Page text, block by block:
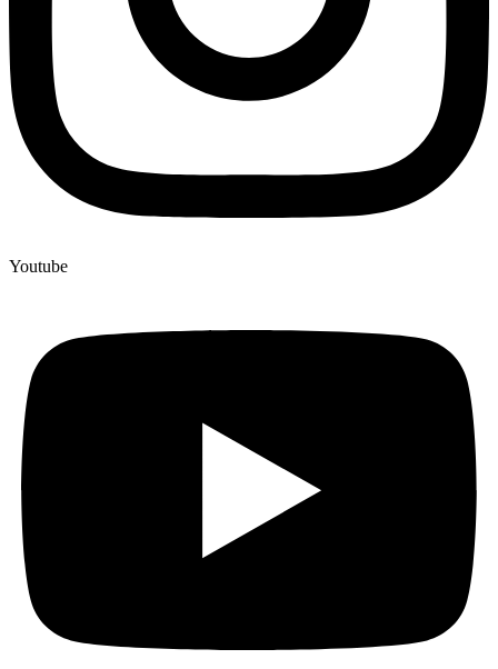
Youtube